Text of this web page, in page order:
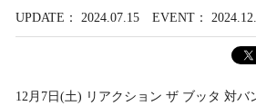
UPDATE 2024.07.15 EVENT
12月7日(土) リアクション ザ ブッタ 対バ